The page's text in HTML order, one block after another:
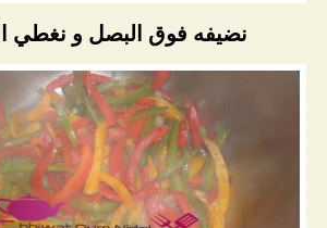
نضيفه فوق البصل و نغطي